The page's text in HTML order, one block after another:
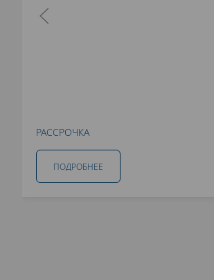
РАССРОЧКА
ПОДРОБНЕЕ